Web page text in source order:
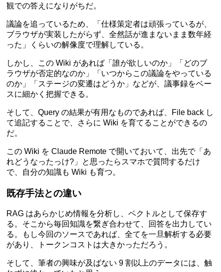
観での答えになりがちだ。
議論を追っているため、「仕様策定者は頑張っているが、
ブラウザが実装したがらず、全然話が進まないまま数年経
った」くらいの解像度で理解している。
しかし、この Wiki があれば「誰が欲しいのか」「どのブ
ラウザが否定的なのか」「いつからこの議論をやっている
のか」「ステージの変遷はどうか」などが、議事録をベー
スに細かく把握できる。
そして、Query の結果が有用なものであれば、File back し
て追記することで、さらに Wiki を育てることができるの
だ。
この Wiki を Claude Remote で開いておいて、出先で「あ
れどうなったっけ?」と思ったらスマホで質問するだけ
で、自分の知識も Wiki も育つ。
既存手法との違い
RAG はあらかじめ情報を分析し、ベクトルとして保存す
る。そこから毎回知識を繋ぎ合わせて、回答を出力してい
る。もし今回のソースであれば、全てを一旦解析する必要
があり、トークンコストは大きかっただろう。
そして、筆者の興味が及ばない 9 割以上のデータには、触